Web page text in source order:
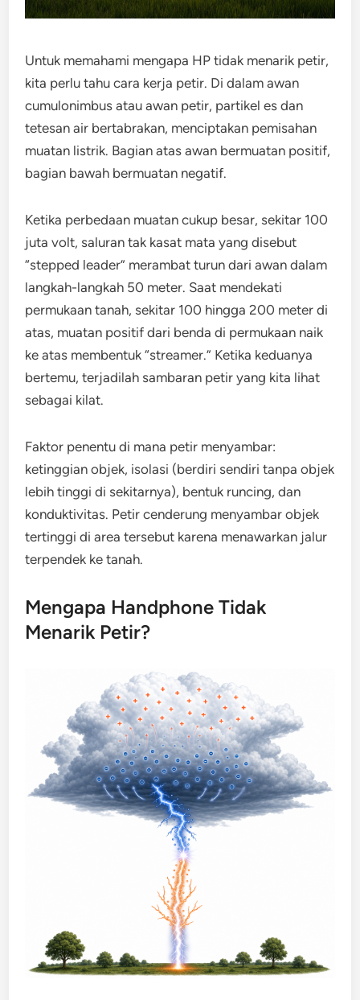
Untuk memahami mengapa HP tidak menarik petir,
kita perlu tahu cara kerja petir. Di dalam awan
cumulonimbus atau awan petir, partikel es dan
tetesan air bertabrakan, menciptakan pemisahan
muatan listrik. Bagian atas awan bermuatan positif,
bagian bawah bermuatan negatif.
Ketika perbedaan muatan cukup besar, sekitar 100
juta volt, saluran tak kasat mata yang disebut
“stepped leader” merambat turun dari awan dalam
langkah-langkah 50 meter. Saat mendekati
permukaan tanah, sekitar 100 hingga 200 meter di
atas, muatan positif dari benda di permukaan naik
ke atas membentuk “streamer.” Ketika keduanya
bertemu, terjadilah sambaran petir yang kita lihat
sebagai kilat.
Faktor penentu di mana petir menyambar:
ketinggian objek, isolasi (berdiri sendiri tanpa objek
lebih tinggi di sekitarnya), bentuk runcing, dan
konduktivitas. Petir cenderung menyambar objek
tertinggi di area tersebut karena menawarkan jalur
terpendek ke tanah.
Mengapa Handphone Tidak
Menarik Petir?